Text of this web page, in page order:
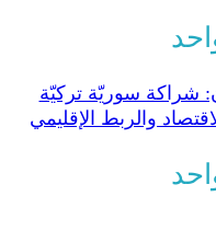
شراكة سوريّة تركيّة
والربط الإقليمي